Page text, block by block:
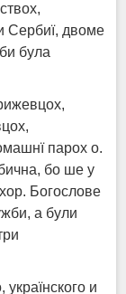
Сербиї, двоме
була
парох о.
бо ше у
Богослове
а були
и